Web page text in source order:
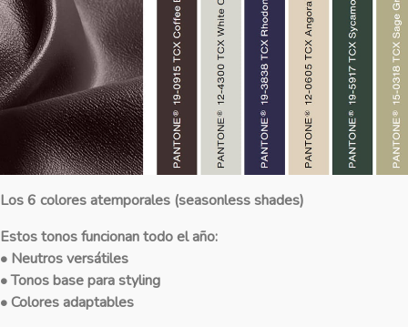
Los 6 colores atemporales (seasonless shades)
Estos tonos funcionan todo el año:
• Neutros versátiles
• Tonos base para styling
• Colores adaptables